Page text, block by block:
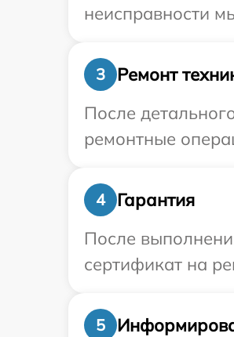
неисправности
3
Ремонт
После
ремонтные
4
Гарантия
После
сертификат на
5